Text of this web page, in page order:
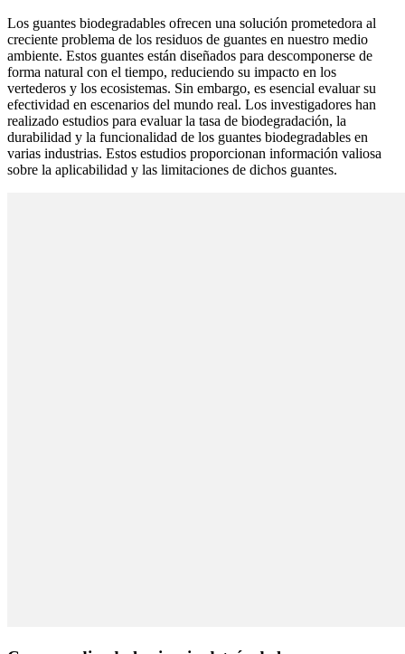
Los guantes biodegradables ofrecen una solución prometedora al
creciente problema de los residuos de guantes en nuestro medio
ambiente. Estos guantes están diseñados para descomponerse de
forma natural con el tiempo, reduciendo su impacto en los
vertederos y los ecosistemas. Sin embargo, es esencial evaluar su
efectividad en escenarios del mundo real. Los investigadores han
realizado estudios para evaluar la tasa de biodegradación, la
durabilidad y la funcionalidad de los guantes biodegradables en
varias industrias. Estos estudios proporcionan información valiosa
sobre la aplicabilidad y las limitaciones de dichos guantes.